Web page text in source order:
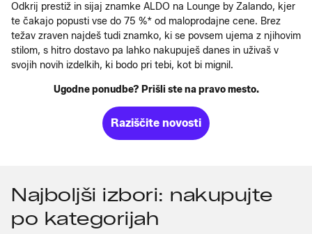
Odkrij prestiž in sijaj znamke ALDO na Lounge by Zalando, kjer
te čakajo popusti vse do 75 %* od maloprodajne cene. Brez
težav zraven najdeš tudi znamko, ki se povsem ujema z njihovim
stilom, s hitro dostavo pa lahko nakupuješ danes in uživaš v
svojih novih izdelkih, ki bodo pri tebi, kot bi mignil.
Ugodne ponudbe? Prišli ste na pravo mesto.
Raziščite novosti
Najboljši izbori: nakupujte
po kategorijah